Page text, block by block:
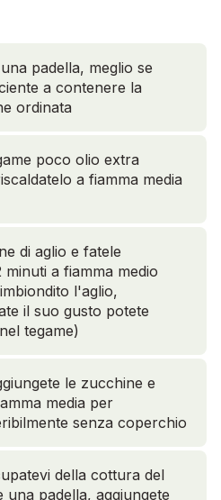
padella, meglio se
a contenere la
ordinata
poco olio extra
a fiamma media
di aglio e fatele
a fiamma medio
l'aglio,
il suo gusto potete
tegame)
le zucchine e
media per
senza coperchio
della cottura del
una padella, aggiungete